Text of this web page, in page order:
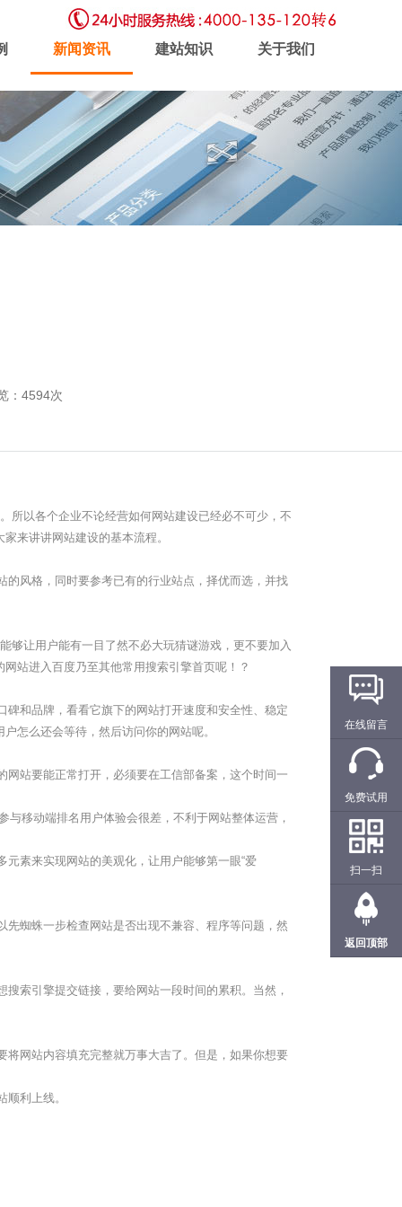
新闻资讯 建站知识 关于我们
虚拟主机 企业邮局 软件开发
：4594次
以各个企业不论经营如何网站建设已经必不可少，不
来讲讲网站建设的基本流程。
风格，同时要参考已有的行业站点，择优而选，并找
让用户能有一目了然不必大玩猜谜游戏，更不要加入
站进入百度乃至其他常用搜索引擎首页呢！？
和品牌，看看它旗下的网站打开速度和安全性、稳定
怎么还会等待，然后访问你的网站呢。
站要能正常打开，必须要在工信部备案，这个时间一
移动端排名用户体验会很差，不利于网站整体运营，
素来实现网站的美观化，让用户能够第一眼“爱
蜘蛛一步检查网站是否出现不兼容、程序等问题，然
索引擎提交链接，要给网站一段时间的累积。当然，
网站内容填充完整就万事大吉了。但是，如果你想要
利上线。
在线留言
免费试用
扫一扫
返回顶部